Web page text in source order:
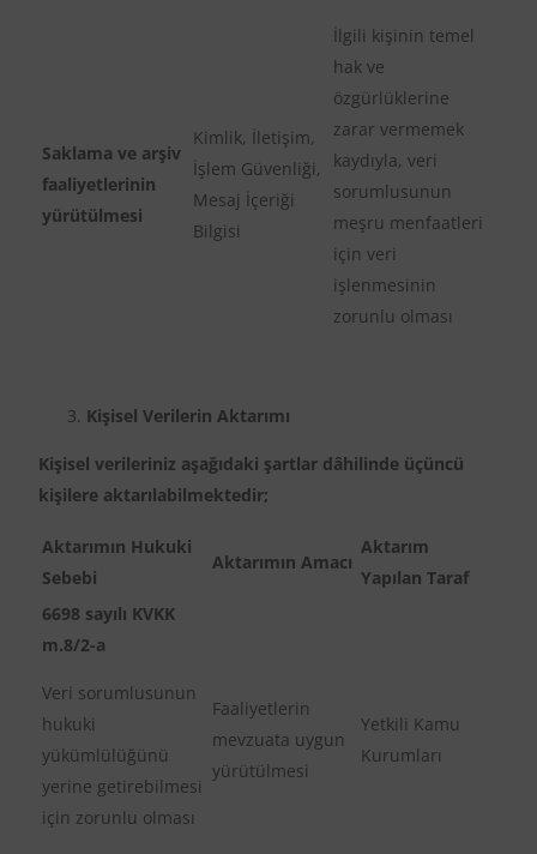
Saklama ve arşiv
faaliyetlerinin
yürütülmesi
Kimlik, İletişim,
İşlem Güvenliği,
Mesaj İçeriği
Bilgisi
İlgili kişinin temel
hak ve
özgürlüklerine
zarar vermemek
kaydıyla, veri
sorumlusunun
meşru menfaatleri
için veri
işlenmesinin
zorunlu olması
Kişisel Verilerin Aktarımı
Kişisel verileriniz aşağıdaki şartlar dâhilinde üçüncü
kişilere aktarılabilmektedir;
Aktarımın Hukuki
Sebebi
Aktarımın Amacı
Aktarım
Yapılan Taraf
6698 sayılı KVKK
m.8/2-a
Veri sorumlusunun
hukuki
yükümlülüğünü
yerine getirebilmesi
için zorunlu olması
Faaliyetlerin
mevzuata uygun
yürütülmesi
Yetkili Kamu
Kurumları